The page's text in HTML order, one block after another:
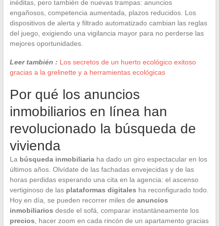
inéditas, pero también de nuevas trampas: anuncios
engañosos, competencia aumentada, plazos reducidos. Los
dispositivos de alerta y filtrado automatizado cambian las reglas
del juego, exigiendo una vigilancia mayor para no perderse las
mejores oportunidades.
Leer también : Los secretos de un huerto ecológico exitoso
gracias a la grelinette y a herramientas ecológicas
Por qué los anuncios
inmobiliarios en línea han
revolucionado la búsqueda de
vivienda
La búsqueda inmobiliariaha dado un giro espectacular en los
últimos años. Olvídate de las fachadas envejecidas y de las
horas perdidas esperando una cita en la agencia: el ascenso
vertiginoso de las plataformas digitales ha reconfigurado todo.
Hoy en día, se pueden recorrer miles de anuncios
inmobiliarios desde el sofá, comparar instantáneamente los
precios , hacer zoom en cada rincón de un apartamento gracias